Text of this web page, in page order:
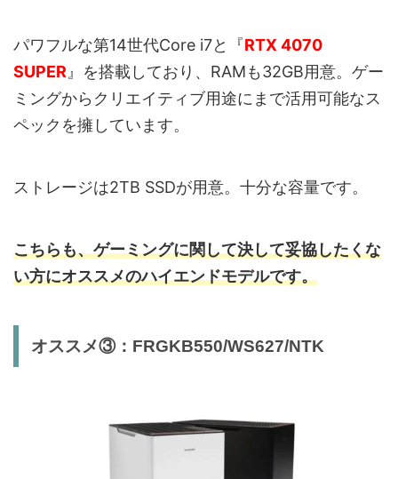
パワフルな第14世代Core i7と『RTX 4070
SUPER』を搭載しており、RAMも32GB用意。ゲー
ミングからクリエイティブ用途にまで活用可能なス
ペックを擁しています。
ストレージは2TB SSDが用意。十分な容量です。
こちらも、ゲーミングに関して決して妥協したくな
い方にオススメのハイエンドモデルです。
オススメ③：FRGKB550/WS627/NTK